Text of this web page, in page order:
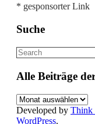
* gesponsorter Link
Suche
Alle Beiträge
Alle
Beiträge
der
Developed by Think
WordPress.